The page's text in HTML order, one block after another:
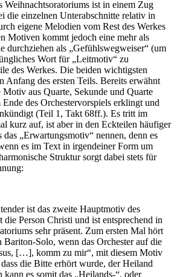
Weihnachtsoratoriums ist in einem Zug
die einzelnen Unterabschnitte relativ in
eigene Melodien vom Rest des Werkes
Motiven kommt jedoch eine mehr als
durchziehen als „Gefühlswegweiser“ (um
Wort für „Leitmotiv“ zu
des Werkes. Die beiden wichtigsten
Anfang des ersten Teils. Bereits erwähnt
Motiv aus Quarte, Sekunde und Quarte
des Orchestervorspiels erklingt und
(Teil 1, Takt 68ff.). Es tritt im
kurz auf, ist aber in den Eckteilen häufiger
das „Erwartungsmotiv“ nennen, denn es
es im Text in irgendeiner Form um
Struktur sorgt dabei stets für
ist das zweite Hauptmotiv des
die Person Christi und ist entsprechend in
sehr präsent. Zum ersten Mal hört
Bariton-Solo, wenn das Orchester auf die
[…], komm zu mir“, mit diesem Motiv
die Bitte erhört wurde, der Heiland
es somit das „Heilands-“, oder